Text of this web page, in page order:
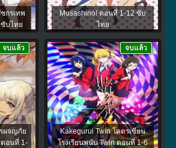
กรเทพ
บไทย
Musashino! ตอนที่ 1-12 ซับ
ไทย
ผจญภัย
ตอนที่ 1-
จบแล้ว
Kakegurui Twin โคตรเซียน
โรงเรียนพนัน Twin ตอนที่ 1-6
จบแล้ว